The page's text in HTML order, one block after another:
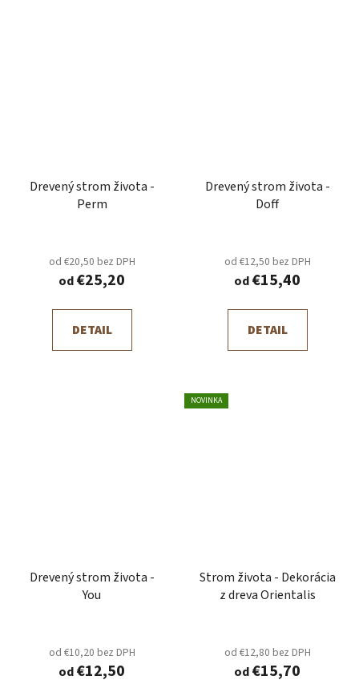
Drevený strom života -
Perm
od €20,50 bez DPH
od€25,20
DETAIL
Drevený strom života -
Doff
od €12,50 bez DPH
od€15,40
DETAIL
Drevený strom života -
You
od €10,20 bez DPH
od€12,50
NOVINKA
Strom života - Dekorácia
z dreva Orientalis
od €12,80 bez DPH
od€15,70